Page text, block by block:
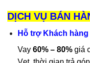
DỊCH VỤ BÁN
Hỗ trợ Khách
Vay 60% – 80%giá